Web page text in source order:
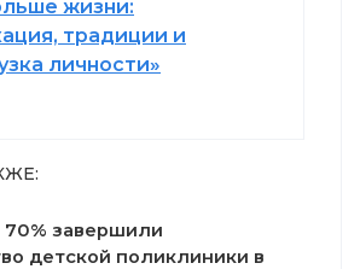
жизни:
традиции и
личности»
70% завершили
детской поликлиники в